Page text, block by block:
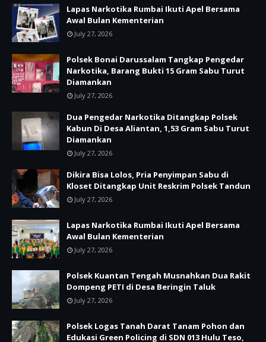
Lapas Narkotika Rumbai Ikuti Apel Bersama
Awal Bulan Kementerian
July 27, 2026
Polsek Bonai Darussalam Tangkap Pengedar
Narkotika, Barang Bukti 15 Gram Sabu Turut
Diamankan
July 27, 2026
Dua Pengedar Narkotika Ditangkap Polsek
Kabun Di Desa Aliantan, 1,53 Gram Sabu Turut
Diamankan
July 27, 2026
Dikira Bisa Lolos, Pria Penyimpan Sabu di
Kloset Ditangkap Unit Reskrim Polsek Tandun
July 27, 2026
Lapas Narkotika Rumbai Ikuti Apel Bersama
Awal Bulan Kementerian
July 27, 2026
Polsek Kuantan Tengah Musnahkan Dua Rakit
Dompeng PETI di Desa Beringin Taluk
July 27, 2026
Polsek Logas Tanah Darat Tanam Pohon dan
Edukasi Green Policing di SDN 013 Hulu Teso,